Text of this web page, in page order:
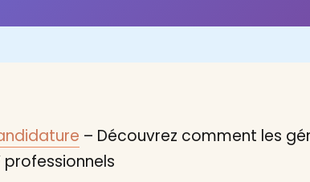
– Découvrez comment les